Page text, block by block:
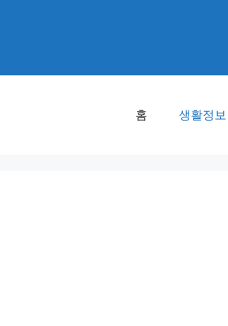
홈 생활정보